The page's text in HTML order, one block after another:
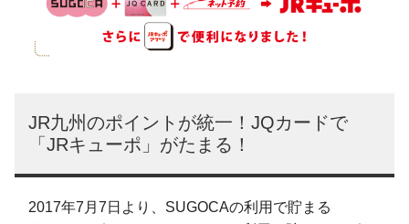
JR九州のポイントが統一！JQカードで
「JRキューポ」がたまる！
2017年7月7日より、SUGOCAの利用で貯まる